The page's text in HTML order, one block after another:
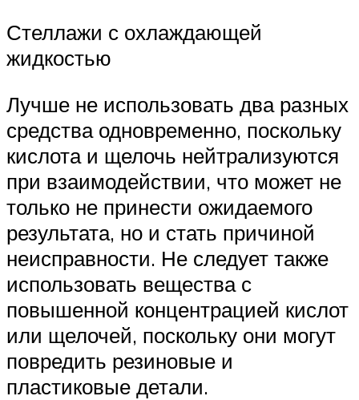
Стеллажи с охлаждающей
жидкостью
Лучше не использовать два разных
средства одновременно, поскольку
кислота и щелочь нейтрализуются
при взаимодействии, что может не
только не принести ожидаемого
результата, но и стать причиной
неисправности. Не следует также
использовать вещества с
повышенной концентрацией кислот
или щелочей, поскольку они могут
повредить резиновые и
пластиковые детали.